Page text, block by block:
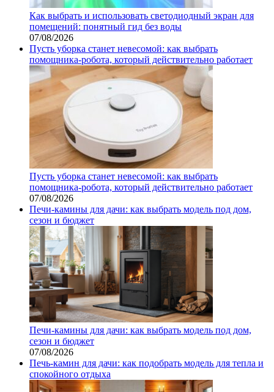
Как выбрать и использовать светодиодный экран для
помещений: понятный гид без воды
07/08/2026
Пусть уборка станет невесомой: как выбрать
помощника‑робота, который действительно работает
Пусть уборка станет невесомой: как выбрать
помощника‑робота, который действительно работает
07/08/2026
Печи-камины для дачи: как выбрать модель под дом,
сезон и бюджет
Печи-камины для дачи: как выбрать модель под дом,
сезон и бюджет
07/08/2026
Печь-камин для дачи: как подобрать модель для тепла и
спокойного отдыха